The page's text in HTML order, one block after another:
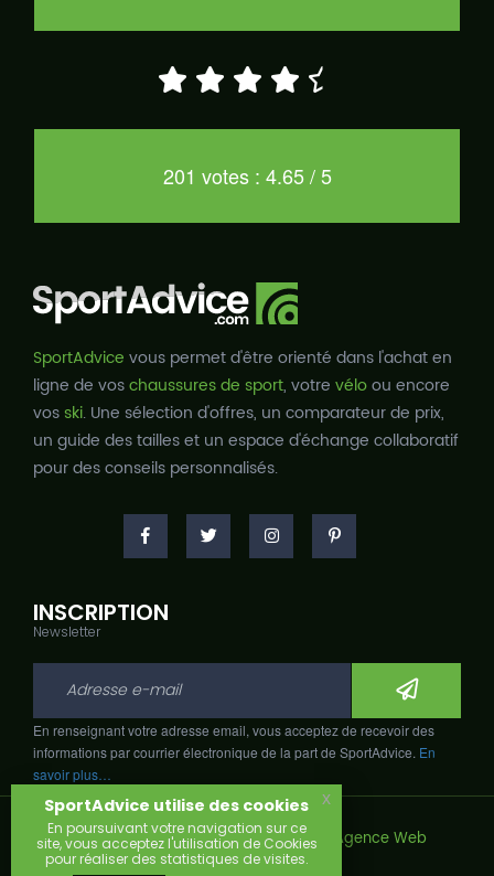
201 votes : 4.65 / 5
SportAdvice vous permet d'être orienté dans l'achat en
ligne de voschaussures de sport, votre véloou encore
vosski. Une sélection d'offres, un comparateur de prix,
un guide des tailles et un espace d'échange collaboratif
pour des conseils personnalisés.
INSCRIPTION
Newsletter
En renseignant votre adresse email, vous acceptez de recevoir des
informations par courrier électronique de la part de SportAdvice. En
savoir plus…
Copyright © 2026, Développé avec par
Agence Web
Narobaz.
SportAdvice utilise des cookies
En poursuivant votre navigation sur ce
site, vous acceptez l'utilisation de Cookies
pour réaliser des statistiques de visites.
x